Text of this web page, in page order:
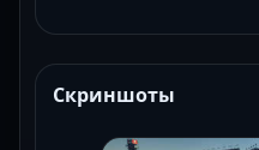
Скриншоты